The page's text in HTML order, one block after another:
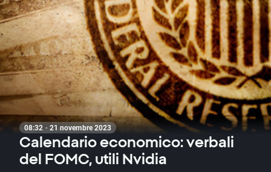
08:32 · 21 novembre 2023
Calendario economico: verbali
del FOMC, utili Nvidia